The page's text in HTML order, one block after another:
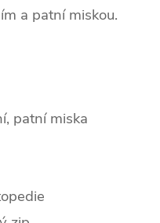
a patní miskou.
patní miska